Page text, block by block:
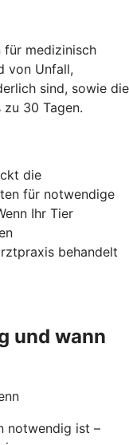
für medizinisch
von Unfall,
sind, sowie die
30 Tagen.
die
für notwendige
Ihr Tier
behandelt
und wann
notwendig ist –